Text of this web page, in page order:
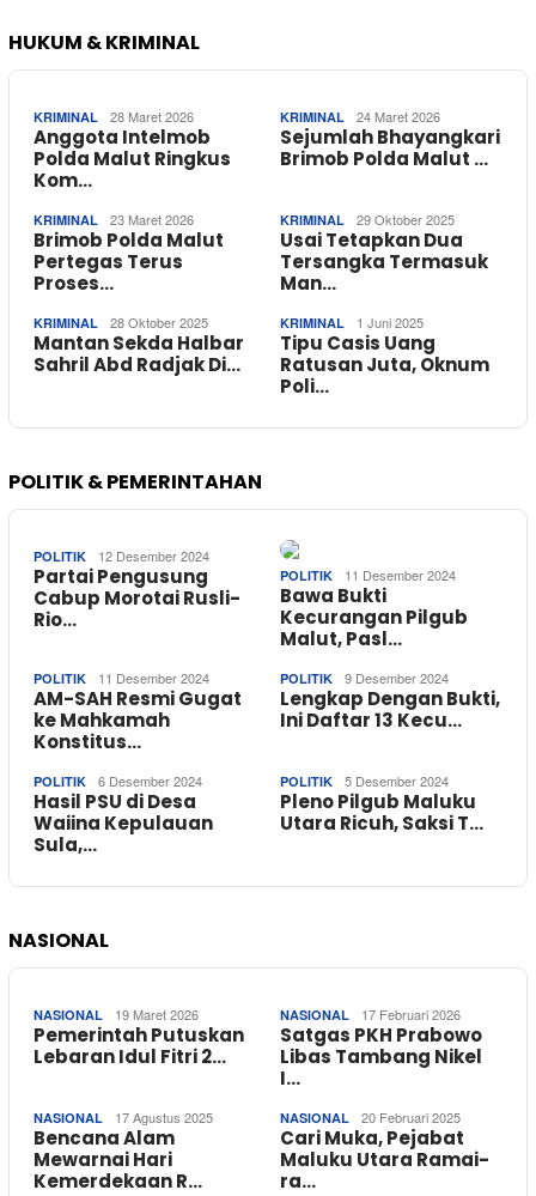
HUKUM & KRIMINAL
KRIMINAL 28 Maret 2026
Anggota Intelmob
Polda Malut Ringkus
Kom…
KRIMINAL 24 Maret 2026
Sejumlah Bhayangkari
Brimob Polda Malut …
KRIMINAL 23 Maret 2026
Brimob Polda Malut
Pertegas Terus
Proses…
KRIMINAL 29 Oktober 2025
Usai Tetapkan Dua
Tersangka Termasuk
Man…
KRIMINAL 28 Oktober 2025
Mantan Sekda Halbar
Sahril Abd Radjak Di…
KRIMINAL 1 Juni 2025
Tipu Casis Uang
Ratusan Juta, Oknum
Poli…
POLITIK & PEMERINTAHAN
POLITIK 12 Desember 2024
Partai Pengusung
Cabup Morotai Rusli-
Rio…
POLITIK 11 Desember 2024
Bawa Bukti
Kecurangan Pilgub
Malut, Pasl…
POLITIK 11 Desember 2024
AM-SAH Resmi Gugat
ke Mahkamah
Konstitus…
POLITIK 9 Desember 2024
Lengkap Dengan Bukti,
Ini Daftar 13 Kecu…
POLITIK 6 Desember 2024
Hasil PSU di Desa
Waiina Kepulauan
Sula,…
POLITIK 5 Desember 2024
Pleno Pilgub Maluku
Utara Ricuh, Saksi T…
NASIONAL
NASIONAL 19 Maret 2026
Pemerintah Putuskan
Lebaran Idul Fitri 2…
NASIONAL 17 Februari 2026
Satgas PKH Prabowo
Libas Tambang Nikel
I…
NASIONAL 17 Agustus 2025
Bencana Alam
Mewarnai Hari
Kemerdekaan R…
NASIONAL 20 Februari 2025
Cari Muka, Pejabat
Maluku Utara Ramai-
ra…